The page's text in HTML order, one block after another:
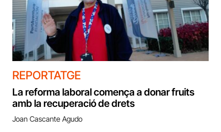
REPORTATGE
La reforma laboral comença a donar fruits
amb la recuperació de drets
Joan Cascante Agudo